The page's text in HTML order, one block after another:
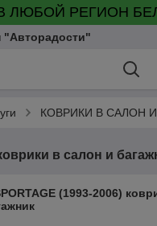
ЛЮБОЙ РЕГИОН
"Авторадости"
КОВРИКИ В САЛОН
в салон и
(1993-2006)